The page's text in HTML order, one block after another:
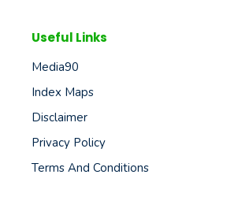
Useful Links
Media90
Index Maps
Disclaimer
Privacy Policy
Terms And Conditions